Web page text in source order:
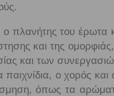
ο πλανήτης του
και της
και των
παιχνίδια, ο χορός
όπως τα